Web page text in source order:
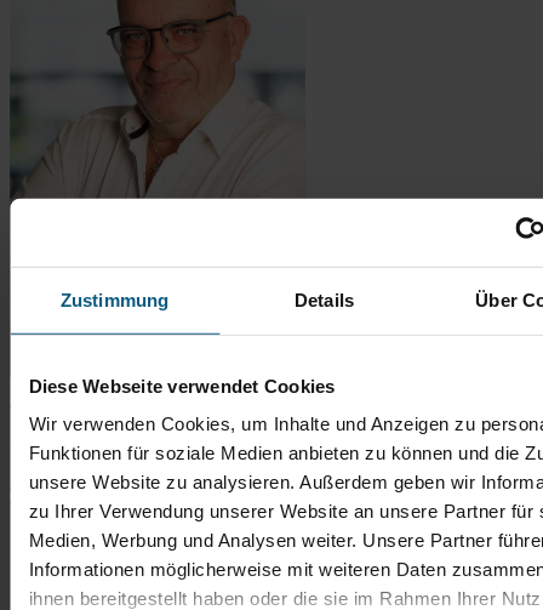
Zustimmung Details Über
Diese Webseite verwendet Cookies
Wir verwenden Cookies, um Inhalte und Anzeigen zu
Funktionen für soziale Medien anbieten zu können und die
unsere Website zu analysieren. Außerdem geben wir
zu Ihrer Verwendung unserer Website an unsere Partner für
Medien, Werbung und Analysen weiter. Unsere Partner
Informationen möglicherweise mit weiteren Daten
ihnen bereitgestellt haben oder die sie im Rahmen Ihrer
Verkaufsberater Gebrauchtwagen
Tel.: 06431 2900-67t.bingener@autobach.de